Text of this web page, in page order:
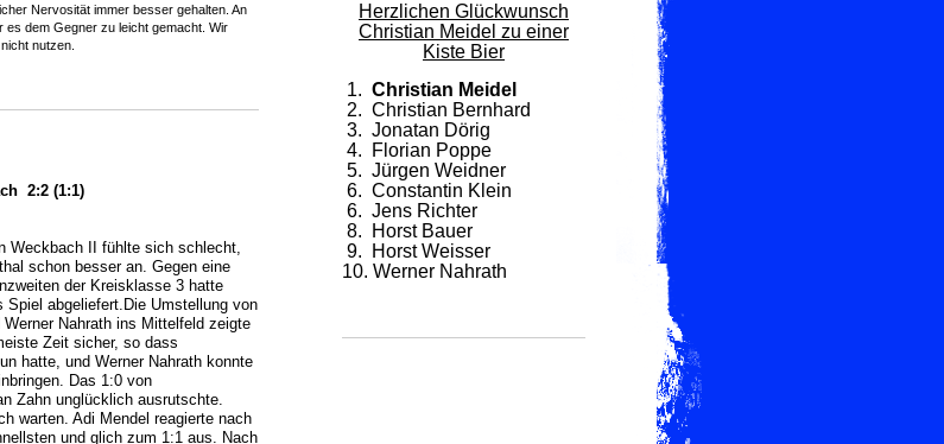
Nervosität immer besser gehalten. An
dem Gegner zu leicht gemacht. Wir
nutzen.
2:2 (1:1)
Weckbach II fühlte sich schlecht,
schon besser an. Gegen eine
der Kreisklasse 3 hatte
abgeliefert.Die Umstellung von
Nahrath ins Mittelfeld zeigte
Zeit sicher, so dass
hatte, und Werner Nahrath konnte
Das 1:0 von
Zahn unglücklich ausrutschte.
warten. Adi Mendel reagierte nach
und glich zum 1:1 aus. Nach
Herzlichen Glückwunsch
Christian Meidel zu einer
Kiste Bier
1. Christian Meidel
2. Christian Bernhard
3. Jonatan Dörig
4. Florian Poppe
5. Jürgen Weidner
6. Constantin Klein
6. Jens Richter
8. Horst Bauer
9. Horst Weisser
10. Werner Nahrath